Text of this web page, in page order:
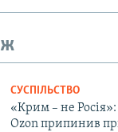
СУСПІЛЬСТВО
«Крим – не
Ozon припинив